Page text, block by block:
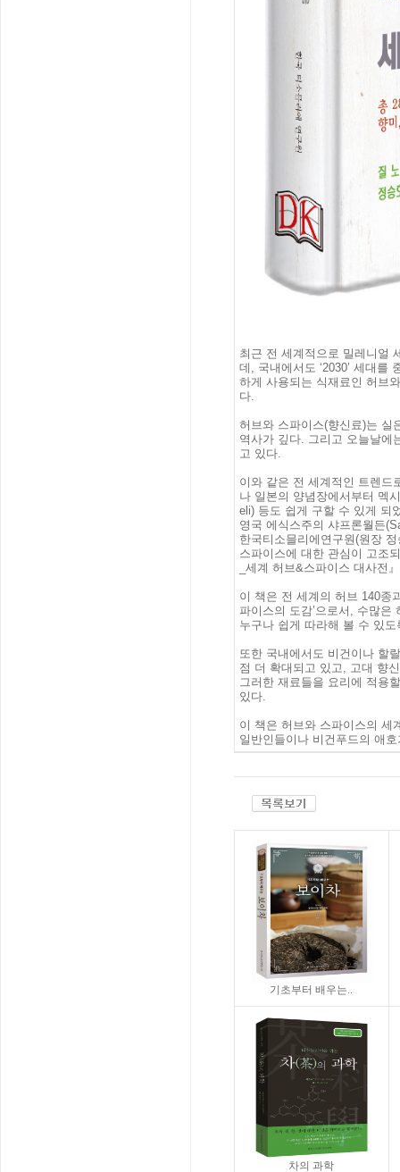
최근 전 세계적으로 밀레니얼
데, 국내에서도 ‘2030’ 세대
하게 사용되는 식재료인 허브
다.
허브와 스파이스(향신료)는 실
역사가 깊다. 그리고 오늘날에
고 있다.
이와 같은 전 세계적인 트렌드
나 일본의 양념장에서부터 멕
eli) 등도 쉽게 구할 수 있게 되
영국 에식스주의 샤프론월든
한국티소믈리에연구원(원장
스파이스에 대한 관심이 고조
_세계 허브&스파이스 대사전
이 책은 전 세계의 허브 140종
파이스의 도감’으로서, 수많
누구나 쉽게 따라해 볼 수 있
또한 국내에서도 비건이나 할
점 더 확대되고 있고, 고대 향
그러한 재료들을 요리에 적용
있다.
이 책은 허브와 스파이스의 세
일반인들이나 비건푸드의 애
기초부터 배우는..
차의 과학